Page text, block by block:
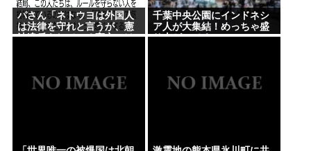
パさん「ネトウヨは外国人
は法律を守れと言うが、憲
法違反をしている高市には
千葉中央公園にインドネシ
ア人が大集結！めっちゃ盛
り上がってる